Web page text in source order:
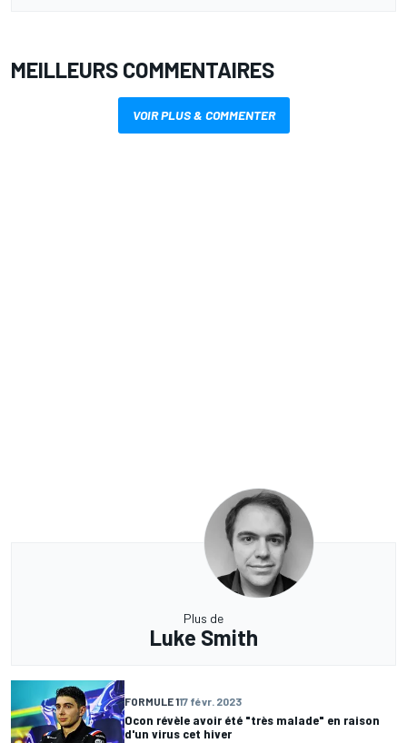
MEILLEURS COMMENTAIRES
VOIR PLUS & COMMENTER
Plus de
Luke Smith
FORMULE 117 févr. 2023
Ocon révèle avoir été "très malade" en raison
d'un virus cet hiver